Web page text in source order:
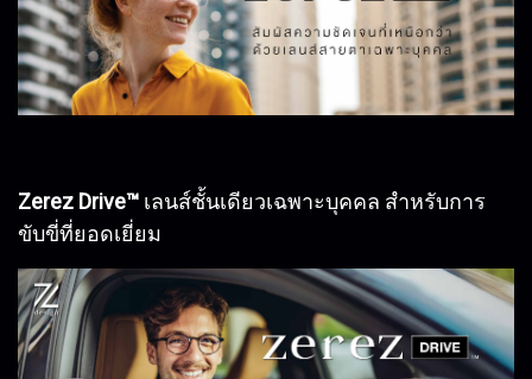
Zerez Drive™ เลนส์ชั้นเดียวเฉพาะบุคคล สำหรับการ
ขับขี่ที่ยอดเยี่ยม